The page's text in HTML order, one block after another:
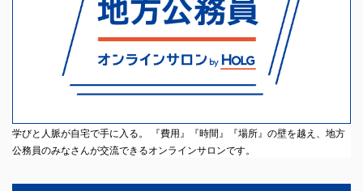
学びと人脈が自宅で手に入る。 『費用』『時間』『場所』の壁を越え、地方
公務員のみなさんが交流できるオンラインサロンです。